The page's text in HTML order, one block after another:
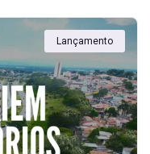
Lançamento